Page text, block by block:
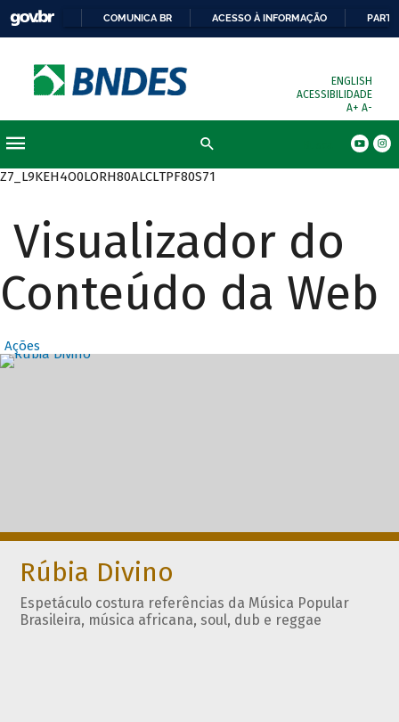
COMUNICA BR ACESSO À INFORMAÇÃO
ENGLISH
ACESSIBILIDADE
A+ A-
Z7_L9KEH4O0LORH80ALCLTPF80S71
Visualizador do
Conteúdo da Web
Ações
Destaques
Rúbia Divino
Espetáculo costura referências da Música Popular
Brasileira, música africana, soul, dub e reggae